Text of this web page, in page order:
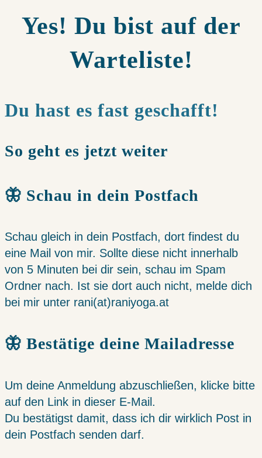
Yes! Du bist auf der
Warteliste!
Du hast es fast geschafft!
So geht es jetzt weiter
🦋 Schau in dein Postfach
Schau gleich in dein Postfach, dort findest du
eine Mail von mir. Sollte diese nicht innerhalb
von 5 Minuten bei dir sein, schau im Spam
Ordner nach. Ist sie dort auch nicht, melde dich
bei mir unter rani(at)raniyoga.at
🦋 Bestätige deine Mailadresse
Um deine Anmeldung abzuschließen, klicke bitte
auf den Link in dieser E-Mail.
Du bestätigst damit, dass ich dir wirklich Post in
dein Postfach senden darf.